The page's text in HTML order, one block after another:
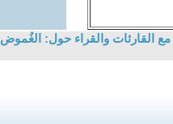
القارئات والقراء حول: